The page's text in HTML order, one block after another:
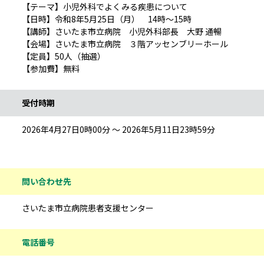
【テーマ】小児外科でよくみる疾患について
【日時】令和8年5月25日（月） 14時～15時
【講師】さいたま市立病院 小児外科部長 大野 通暢
【会場】さいたま市立病院 ３階アッセンブリーホール
【定員】50人（抽選）
【参加費】無料
受付時期
2026年4月27日0時00分 ～ 2026年5月11日23時59分
問い合わせ先
さいたま市立病院患者支援センター
電話番号